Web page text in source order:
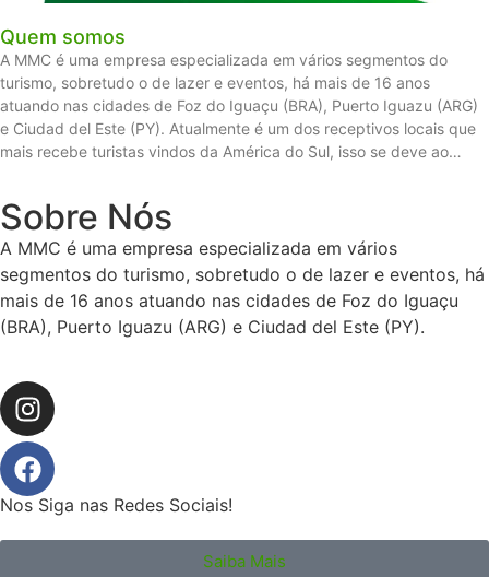
Quem somos
A MMC é uma empresa especializada em vários segmentos do
turismo, sobretudo o de lazer e eventos, há mais de 16 anos
atuando nas cidades de Foz do Iguaçu (BRA), Puerto Iguazu (ARG)
e Ciudad del Este (PY). Atualmente é um dos receptivos locais que
mais recebe turistas vindos da América do Sul, isso se deve ao…
Sobre Nós
A MMC é uma empresa especializada em vários
segmentos do turismo, sobretudo o de lazer e eventos, há
mais de 16 anos atuando nas cidades de Foz do Iguaçu
(BRA), Puerto Iguazu (ARG) e Ciudad del Este (PY).
Nos Siga nas Redes Sociais!
Saiba Mais